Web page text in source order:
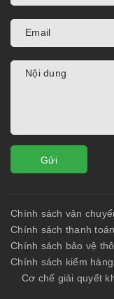
Gửi
Chính sách vận
Chính sách thanh toán
Chính sách bảo vệ
Chính sách kiểm hàng
Cơ chế giải quyết